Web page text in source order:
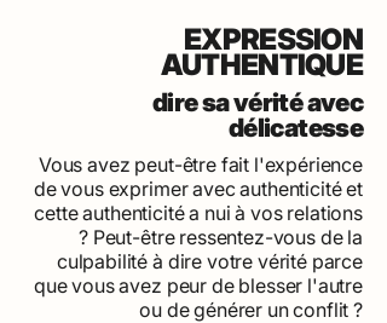
EXPRESSION
AUTHENTIQUE
dire sa vérité avec
délicatesse
Vous avez peut-être fait l'expérience
de vous exprimer avec authenticité et
cette authenticité a nui à vos relations
? Peut-être ressentez-vous de la
culpabilité à dire votre vérité parce
que vous avez peur de blesser l'autre
ou de générer un conflit ?